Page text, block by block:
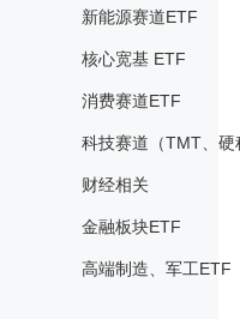
新能源赛道ETF
核心宽基 ETF
消费赛道ETF
科技赛道（TMT、硬
财经相关
金融板块ETF
高端制造、军工ETF